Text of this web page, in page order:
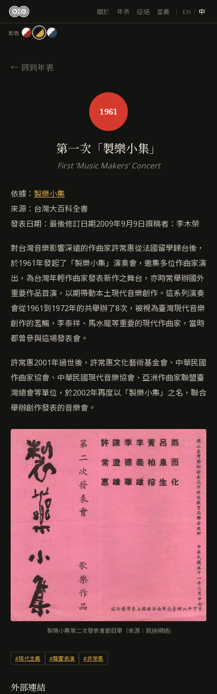
關於 年表 經絡 星叢 | EN / 中
配色
← 回到年表
1961
第一次「製樂小集」
First ‘Music Makers’ Concert
依據： 製樂小集
來源：台灣大百科全書
發表日期：最後修訂日期2009年9月9日撰稿者：李木榮
對台灣音樂影響深遠的作曲家許常惠從法國留學歸台後，
於1961年發起了「製樂小集」演奏會，邀集多位作曲家演
出，為台灣年輕作曲家發表新作之舞台，亦時常舉辦國外
重要作品首演，以期帶動本土現代音樂創作。這系列演奏
會從1961到1972年的共舉辦了8次，被視為臺灣現代音樂
創作的濫觴，李泰祥、馬水龍等重要的現代作曲家，當時
都曾參與這場發表會。
許常惠2001年過世後，許常惠文化藝術基金會、中華民國
作曲家協會、中華民國現代音樂協會、亞洲作曲家聯盟臺
灣總會等單位，於2002年再度以「製樂小集」之名，聯合
舉辦創作發表的音樂會。
製樂小集第二次發表會節目單（來源：凱迪網絡)
#現代主義 #聲響表演 #許常惠
外部連結